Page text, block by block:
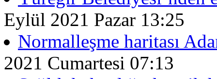
Eylül 2021 Pazar 13:25
Normalleşme haritası
2021 Cumartesi 07:13